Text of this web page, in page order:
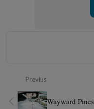
Previus
Wayward